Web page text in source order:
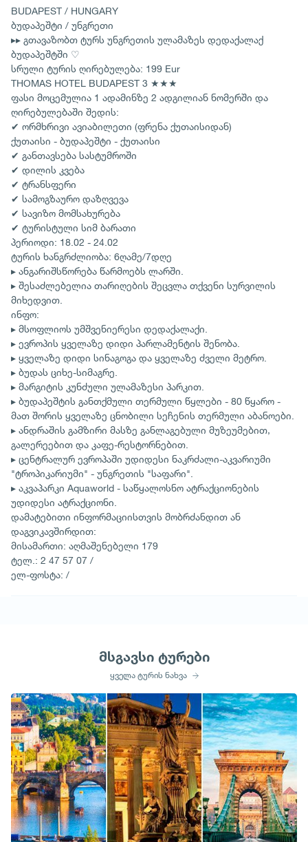
BUDAPEST / HUNGARY
ბუდაპეშტი / უნგრეთი
▸▸ გთავაზობთ ტურს უნგრეთის ულამაზეს დედაქალაქ
ბუდაპეშტში ♡
სრული ტურის ღირებულება: 199 Eur
THOMAS HOTEL BUDAPEST 3 ★★★
ფასი მოცემულია 1 ადამინზე 2 ადგილიან ნომერში და
ღირებულებაში შედის:
✔ ორმხრივი ავიაბილეთი (ფრენა ქუთაისიდან)
ქუთაისი - ბუდაპეშტი - ქუთაისი
✔ განთავსება სასტუმროში
✔ დილის კვება
✔ ტრანსფერი
✔ სამოგზაურო დაზღვევა
✔ სავიზო მომსახურება
✔ ტურისტული სიმ ბარათი
პერიოდი: 18.02 - 24.02
ტურის ხანგრძლიობა: 6ღამე/7დღე
▸ ანგარიშსწორება წარმოებს ლარში.
▸ შესაძლებელია თარიღების შეცვლა თქვენი სურვილის
მიხედვით.
ინფო:
▸ მსოფლიოს უმშვენიერესი დედაქალაქი.
▸ ევროპის ყველაზე დიდი პარლამენტის შენობა.
▸ ყველაზე დიდი სინაგოგა და ყველაზე ძველი მეტრო.
▸ ბუდას ციხე-სიმაგრე.
▸ მარგიტის კუნძული ულამაზესი პარკით.
▸ ბუდაპეშტის განთქმული თერმული წყლები - 80 წყარო -
მათ შორის ყველაზე ცნობილი სეჩენის თერმული აბანოები.
▸ ანდრაშის გამზირი მასზე განლაგებული მუზეუმებით,
გალერეებით და კაფე-რესტორნებით.
▸ ცენტრალურ ევროპაში უდიდესი ნაკრძალი-აკვარიუმი
"ტროპიკარიუმი" - უნგრეთის "საფარი".
▸ აკვაპარკი Aquaworld - საწყალოსნო ატრაქციონების
უდიდესი ატრაქციონი.
დამატებითი ინფორმაციისთვის მობრძანდით ან
დაგვიკავშირდით:
მისამართი: აღმაშენებელი 179
ტელ.: 2 47 57 07 /
ელ-ფოსტა: /
მსგავსი ტურები
ყველა ტურის ნახვა